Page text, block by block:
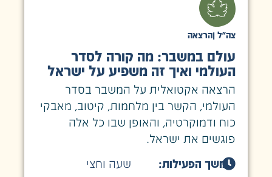
צה״ל הרצאה
עולם במשבר: מה קורה לסדר
העולמי ואיך זה משפיע על ישראל
הרצאה אקטואלית על המשבר בסדר
העולמי, הקשר בין מלחמות, קיטוב, מאבקי
כוח ודמוקרטיה, והאופן שבו כל אלה
פוגשים את ישראל.
משך הפעילות: שעה וחצי